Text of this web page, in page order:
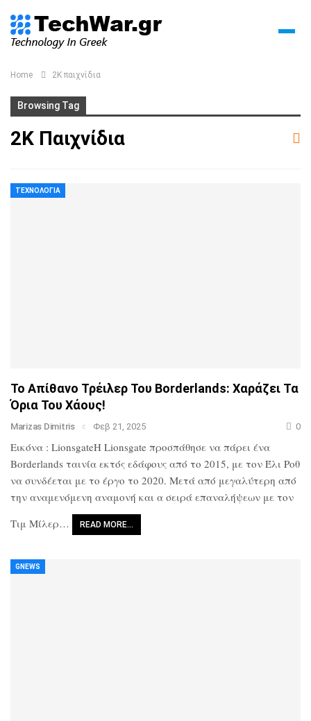
Home 2K παιχνίδια
Browsing Tag
2K Παιχνίδια
ΤΕΧΝΟΛΟΓΊΑ
Το Απίθανο Τρέιλερ Του Borderlands: Χαράζει Τα
Όρια Του Χάους!
Marizas Dimitris Φεβ 21, 2025 0
Εικόνα : LionsgateΗ Lionsgate προσπάθησε να πάρει ένα
Borderlands ταινία εκτός εδάφους από το 2015, με τον Έλι Ροθ
να συνδέεται με το έργο το 2020. Μετά από μεγαλύτερη από
την αναμενόμενη αναμονή και α σειρά επαναλήψεων με τον
Τιμ Μίλερ…
READ MORE…
GNEWS